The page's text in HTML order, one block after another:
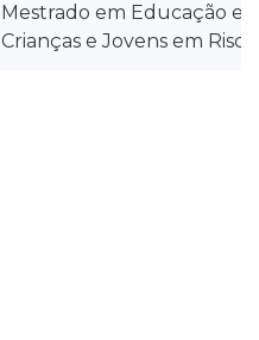
Mestrado em Educação e
Crianças e Jovens em Risco